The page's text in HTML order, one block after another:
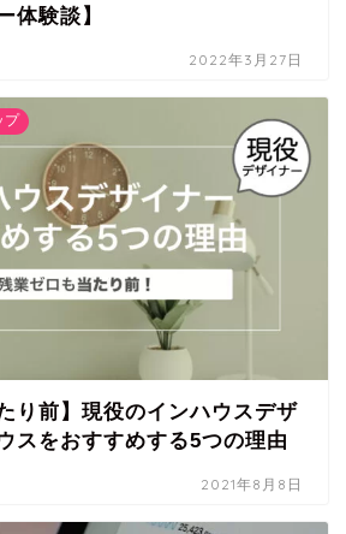
体験談】
2022年3月27日
プ
り前】現役のインハウスデザ
スをおすすめする5つの理由
2021年8月8日